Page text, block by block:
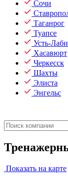
Сочи
Таганрог
Туапсе
Усть-
Хасавюрт
Черкесск
Шахты
Элиста
Энгельс
Показать на карте